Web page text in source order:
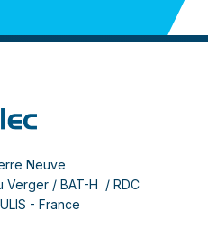
Neuve
Verger / BAT-H / RDC
- France